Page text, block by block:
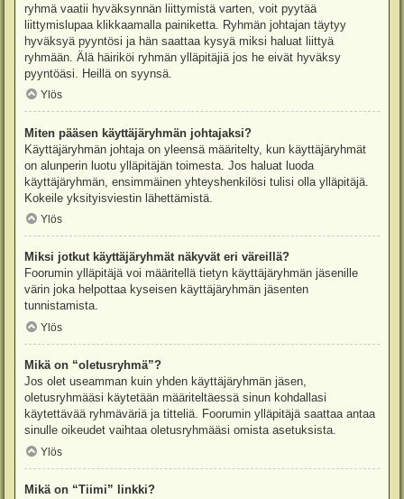
ryhmä vaatii hyväksynnän liittymistä varten, voit pyytää
liittymislupaa klikkaamalla painiketta. Ryhmän johtajan täytyy
hyväksyä pyyntösi ja hän saattaa kysyä miksi haluat liittyä
ryhmään. Älä häiriköi ryhmän ylläpitäjiä jos he eivät hyväksy
pyyntöäsi. Heillä on syynsä.
Ylös
Miten pääsen käyttäjäryhmän johtajaksi?
Käyttäjäryhmän johtaja on yleensä määritelty, kun käyttäjäryhmät
on alunperin luotu ylläpitäjän toimesta. Jos haluat luoda
käyttäjäryhmän, ensimmäinen yhteyshenkilösi tulisi olla ylläpitäjä.
Kokeile yksityisviestin lähettämistä.
Ylös
Miksi jotkut käyttäjäryhmät näkyvät eri väreillä?
Foorumin ylläpitäjä voi määritellä tietyn käyttäjäryhmän jäsenille
värin joka helpottaa kyseisen käyttäjäryhmän jäsenten
tunnistamista.
Ylös
Mikä on “oletusryhmä”?
Jos olet useamman kuin yhden käyttäjäryhmän jäsen,
oletusryhmääsi käytetään määriteltäessä sinun kohdallasi
käytettävää ryhmäväriä ja titteliä. Foorumin ylläpitäjä saattaa antaa
sinulle oikeudet vaihtaa oletusryhmääsi omista asetuksista.
Ylös
Mikä on “Tiimi” linkki?